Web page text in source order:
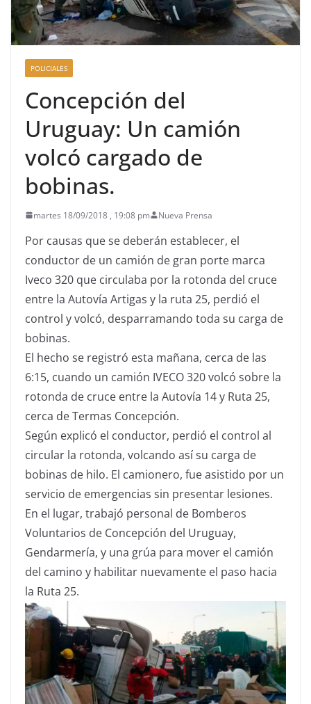
POLICIALES
Concepción del
Uruguay: Un camión
volcó cargado de
bobinas.
martes 18/09/2018 , 19:08 pm Nueva Prensa
Por causas que se deberán establecer, el
conductor de un camión de gran porte marca
Iveco 320 que circulaba por la rotonda del cruce
entre la Autovía Artigas y la ruta 25, perdió el
control y volcó, desparramando toda su carga de
bobinas.
El hecho se registró esta mañana, cerca de las
6:15, cuando un camión IVECO 320 volcó sobre la
rotonda de cruce entre la Autovía 14 y Ruta 25,
cerca de Termas Concepción.
Según explicó el conductor, perdió el control al
circular la rotonda, volcando así su carga de
bobinas de hilo. El camionero, fue asistido por un
servicio de emergencias sin presentar lesiones.
En el lugar, trabajó personal de Bomberos
Voluntarios de Concepción del Uruguay,
Gendarmería, y una grúa para mover el camión
del camino y habilitar nuevamente el paso hacia
la Ruta 25.